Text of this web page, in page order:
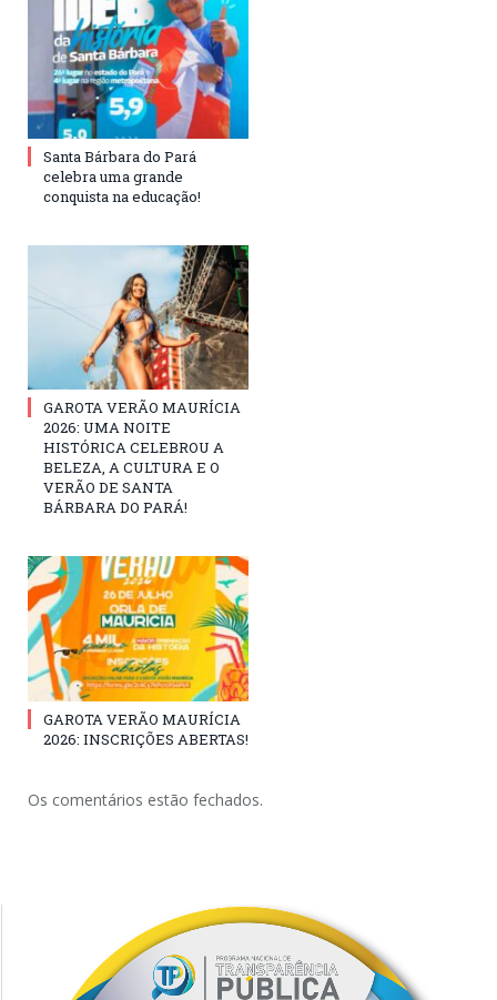
Santa Bárbara do Pará
celebra uma grande
conquista na educação!
GAROTA VERÃO MAURÍCIA
2026: UMA NOITE
HISTÓRICA CELEBROU A
BELEZA, A CULTURA E O
VERÃO DE SANTA
BÁRBARA DO PARÁ!
GAROTA VERÃO MAURÍCIA
2026: INSCRIÇÕES ABERTAS!
Os comentários estão fechados.